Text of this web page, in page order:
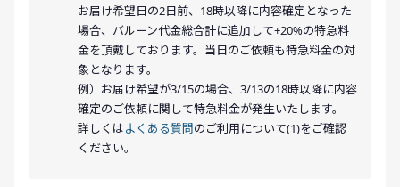
お届け希望日の2日前、18時以降に内容確定となった
場合、バルーン代金総合計に追加して+20%の特急料
金を頂戴しております。当日のご依頼も特急料金の対
象となります。
例）お届け希望が3/15の場合、3/13の18時以降に内容
確定のご依頼に関して特急料金が発生いたします。
詳しくはよくある質問のご利用について(1)をご確認
ください。